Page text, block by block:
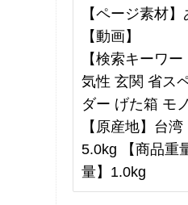
【ページ素材
【動画】
【検索キーワ
気性 玄関 省ス
ダー げた箱 モ
【原産地】台
5.0kg 【商品重
量】1.0kg